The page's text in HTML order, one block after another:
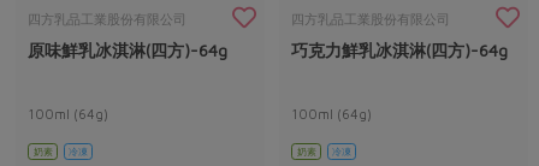
四方乳品工業股份有限公司
原味鮮乳冰淇淋(四方)-64g
100ml (64g)
奶素 冷凍
四方乳品工業股份有限公司
巧克力鮮乳冰淇淋(四方)-64g
100ml (64g)
奶素 冷凍